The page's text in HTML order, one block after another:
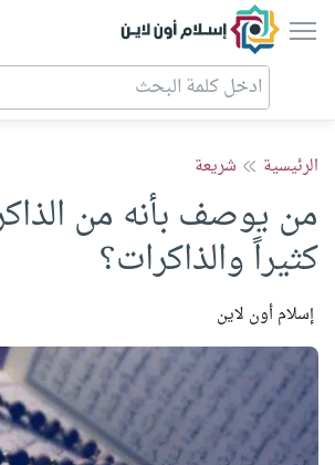
إسلام أون لاين
الرئيسية شريعة
من يوصف بأنه من
كثيراً والذاكرات؟
إسلام أون لاين